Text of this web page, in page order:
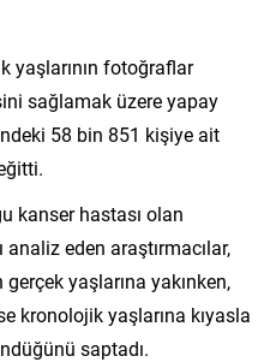
yaşlarının fotoğraflar
sağlamak üzere yapay
58 bin 851 kişiye ait
kanser hastası olan
analiz eden araştırmacılar,
yaşlarına yakınken,
kronolojik yaşlarına kıyasla
saptadı.